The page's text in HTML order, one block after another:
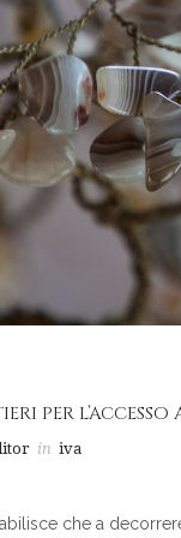
PER
in iva
che a